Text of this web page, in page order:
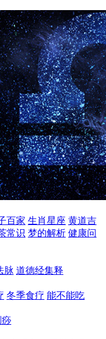
百家 生肖星座 黄道吉
常识 梦的解析 健康问
脉 道德经集释
冬季食疗 能不能吃
痧